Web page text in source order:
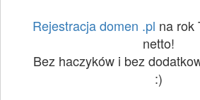
Rejestracja domen .pl na rok
netto!
Bez haczyków i bez
:)